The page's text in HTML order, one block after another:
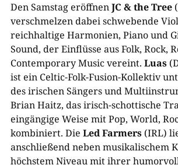
Den Samstag eröffnenJC & the Tree
verschmelzen dabei schwebende
reichhaltige Harmonien, Piano und
Sound, der Einflüsse aus Folk, Rock,
Contemporary Music vereint. Luas
ist ein Celtic-Folk-Fusion-Kollektiv
des irischen Sängers und
Brian Haitz, das irisch-schottische
eingängige Weise mit Pop, World,
kombiniert. Die Led Farmers(IRL)
anschließend neben musikalischem
höchstem Niveau mit ihrer